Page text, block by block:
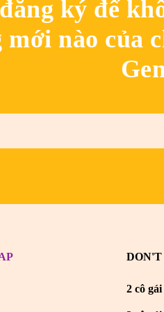
ký để
mới nào của
DON'T
2 cô